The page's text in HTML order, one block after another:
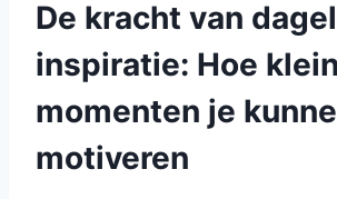
De kracht van
inspiratie: Hoe
momenten je
motiveren